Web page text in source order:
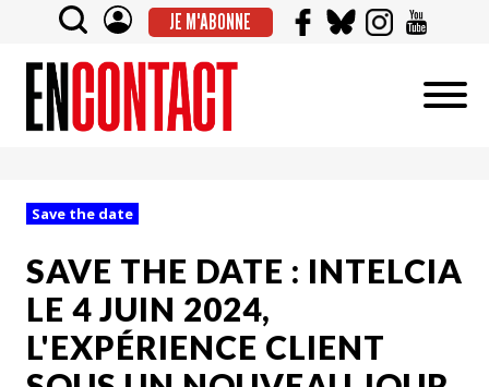
JE M'ABONNE
Save the date
SAVE THE DATE : INTELCIA
LE 4 JUIN 2024,
L'EXPÉRIENCE CLIENT